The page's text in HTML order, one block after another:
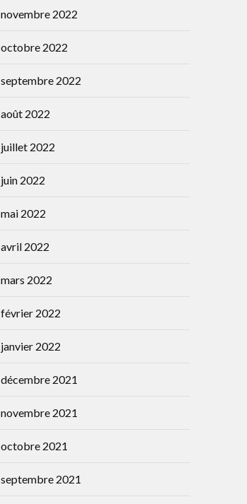
novembre 2022
octobre 2022
septembre 2022
août 2022
juillet 2022
juin 2022
mai 2022
avril 2022
mars 2022
février 2022
janvier 2022
décembre 2021
novembre 2021
octobre 2021
septembre 2021